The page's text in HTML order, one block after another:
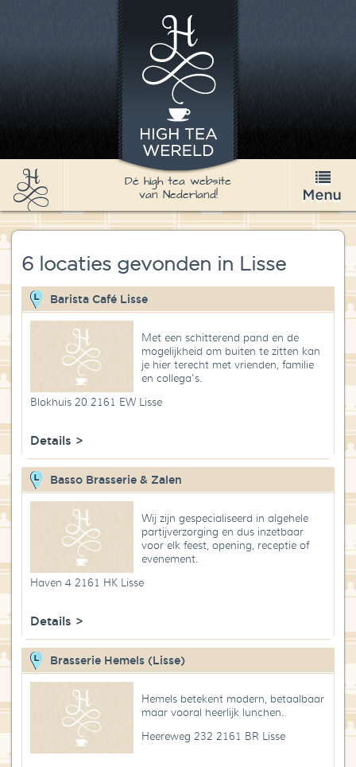
High Tea
Recepten
Thee
Nieuws & Agenda
Over High Tea Wereld
Contact
Dé high tea website
van Nederland!
6 locaties gevonden in Lisse
Barista Café Lisse
Met een schitterend pand en de
mogelijkheid om buiten te zitten kan
je hier terecht met vrienden, familie
en collega's.
Blokhuis 20 2161 EW Lisse
Details >
Basso Brasserie & Zalen
Wij zijn gespecialiseerd in algehele
partijverzorging en dus inzetbaar
voor elk feest, opening, receptie of
evenement.
Haven 4 2161 HK Lisse
Details >
Brasserie Hemels (Lisse)
Hemels betekent modern, betaalbaar
maar vooral heerlijk lunchen.
Heereweg 232 2161 BR Lisse